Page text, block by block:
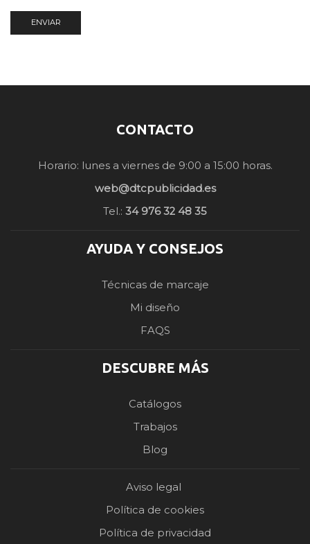
CONTACTO
Horario: lunes a viernes de 9:00 a 15:00 horas.
web@dtcpublicidad.es
Tel.: 34 976 32 48 35
AYUDA Y CONSEJOS
Técnicas de marcaje
Mi diseño
FAQS
DESCUBRE MÁS
Catálogos
Trabajos
Blog
Aviso legal
Política de cookies
Política de privacidad